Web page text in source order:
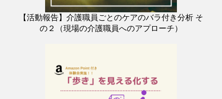
【活動報告】介護職員ごとのケアのバラ付き分析 そ
の２（現場の介護職員へのアプローチ）